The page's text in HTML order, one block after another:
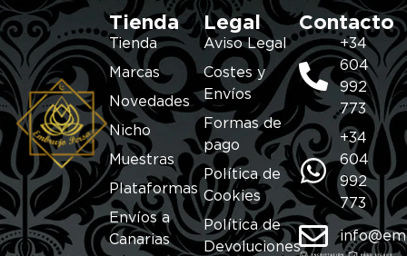
Tienda
Tienda
Marcas
Novedades
Nicho
Muestras
Plataformas
Envíos a
Canarias
Legal
Aviso Legal
Costes y
Envíos
Formas de
pago
Política de
Cookies
Política de
Devoluciones
Contacto
+34
604
992
773
+34
604
992
773